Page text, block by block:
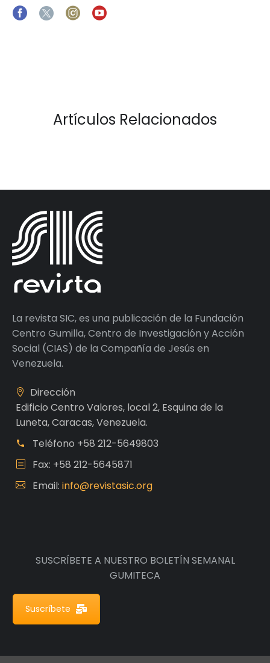
Artículos Relacionados
La revista SIC, es una publicación de la Fundación
Centro Gumilla, Centro de Investigación y Acción
Social (CIAS) de la Compañía de Jesús en
Venezuela.
Dirección
Edificio Centro Valores, local 2, Esquina de la
Luneta, Caracas, Venezuela.
Teléfono +58 212-5649803
Fax: +58 212-5645871
Email: info@revistasic.org
SUSCRÍBETE A NUESTRO BOLETÍN SEMANAL
GUMITECA
Suscríbete